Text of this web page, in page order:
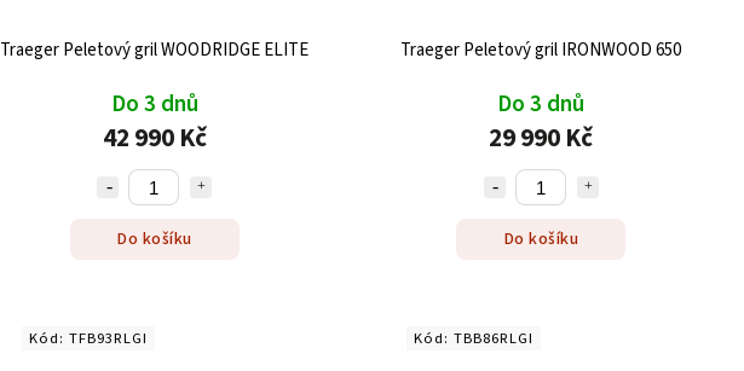
Traeger Peletový gril WOODRIDGE ELITE
Do 3 dnů
42 990 Kč
Do košíku
Traeger Peletový gril IRONWOOD 650
Do 3 dnů
29 990 Kč
Do košíku
Kód: TFB93RLGI Kód:TBB86RLGI